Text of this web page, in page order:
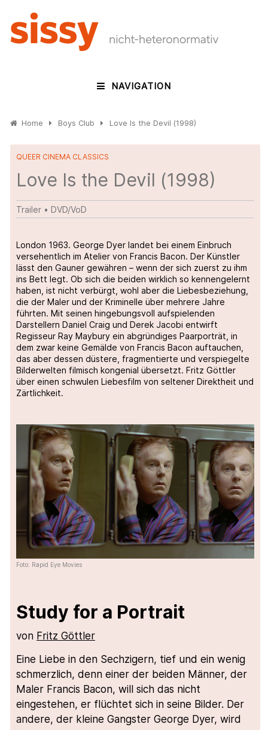
NAVIGATION
Home Boys Club Love Is the Devil (1998)
QUEER CINEMA CLASSICS
Love Is the Devil (1998)
Trailer • DVD/VoD
London 1963. George Dyer landet bei einem Einbruch
versehentlich im Atelier von Francis Bacon. Der Künstler
lässt den Gauner gewähren – wenn der sich zuerst zu ihm
ins Bett legt. Ob sich die beiden wirklich so kennengelernt
haben, ist nicht verbürgt, wohl aber die Liebesbeziehung,
die der Maler und der Kriminelle über mehrere Jahre
führten. Mit seinen hingebungsvoll aufspielenden
Darstellern Daniel Craig und Derek Jacobi entwirft
Regisseur Ray Maybury ein abgründiges Paarporträt, in
dem zwar keine Gemälde von Francis Bacon auftauchen,
das aber dessen düstere, fragmentierte und verspiegelte
Bilderwelten filmisch kongenial übersetzt. Fritz Göttler
über einen schwulen Liebesfilm von seltener Direktheit und
Zärtlichkeit.
Foto: Rapid Eye Movies
Study for a Portrait
von Fritz Göttler
Eine Liebe in den Sechzigern, tief und ein wenig
schmerzlich, denn einer der beiden Männer, der
Maler Francis Bacon, will sich das nicht
eingestehen, er flüchtet sich in seine Bilder. Der
andere, der kleine Gangster George Dyer, wird